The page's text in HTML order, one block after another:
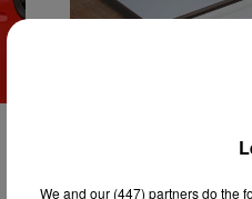
FRAUDES À
We and our (447) partnersdo the